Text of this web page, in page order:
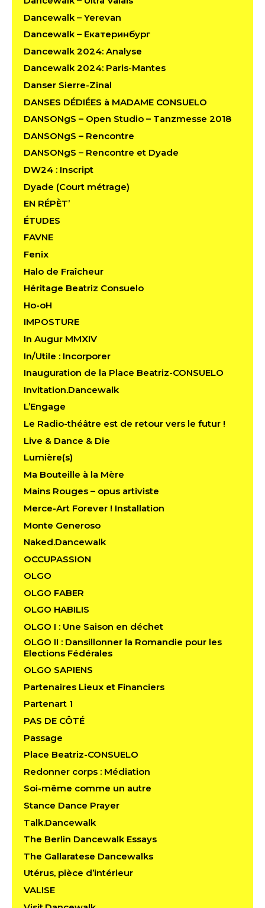
Dancewalk – Yerevan
Dancewalk – Екатеринбург
Dancewalk 2024: Analyse
Dancewalk 2024: Paris-Mantes
Danser Sierre-Zinal
DANSES DÉDIÉES à MADAME CONSUELO
DANSONgS – Open Studio – Tanzmesse 2018
DANSONgS – Rencontre
DANSONgS – Rencontre et Dyade
DW24 : Inscript
Dyade (Court métrage)
EN RÉPÈT’
ÉTUDES
FAVNE
Fenix
Halo de Fraîcheur
Héritage Beatriz Consuelo
Ho-oH
IMPOSTURE
In Augur MMXIV
In/Utile : Incorporer
Inauguration de la Place Beatriz-CONSUELO
Invitation.Dancewalk
L’Engage
Le Radio-théâtre est de retour vers le futur !
Live & Dance & Die
Lumière(s)
Ma Bouteille à la Mère
Mains Rouges – opus artiviste
Merce-Art Forever ! Installation
Monte Generoso
Naked.Dancewalk
OCCUPASSION
OLGO
OLGO FABER
OLGO HABILIS
OLGO I : Une Saison en déchet
OLGO II : Dansillonner la Romandie pour les
Elections Fédérales
OLGO SAPIENS
Partenaires Lieux et Financiers
Partenart 1
PAS DE CÔTÉ
Passage
Place Beatriz-CONSUELO
Redonner corps : Médiation
Soi-même comme un autre
Stance Dance Prayer
Talk.Dancewalk
The Berlin Dancewalk Essays
The Gallaratese Dancewalks
Utérus, pièce d’intérieur
VALISE